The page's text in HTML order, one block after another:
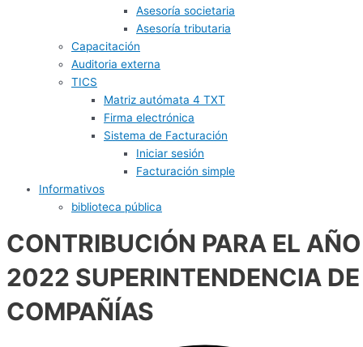
Asesoría societaria
Asesoría tributaria
Capacitación
Auditoria externa
TICS
Matriz autómata 4 TXT
Firma electrónica
Sistema de Facturación
Iniciar sesión
Facturación simple
Informativos
biblioteca pública
CONTRIBUCIÓN PARA EL AÑO
2022 SUPERINTENDENCIA DE
COMPAÑÍAS